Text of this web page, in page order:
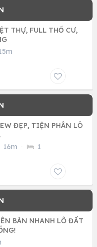
THỰ, FULL THỔ CƯ,
ĐẸP, TIỆN PHÂN LÔ
16m · 1
BÁN NHANH LÔ ĐẤT